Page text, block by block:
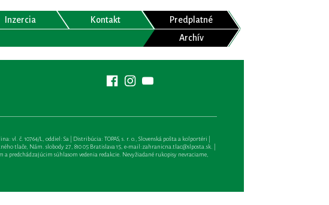
Inzercia Kontakt
Predplatné
Archív
vl. č. 10764/L, oddiel: Sa | Distribúcia: TOPAS, s. r. o., Slovenská pošta a kolportéri |
tlače, Nám. slobody 27, 810 05 Bratislava 15, e-mail:zahranicna.tlac@slposta.sk. |
predchádzajúcim súhlasom vedenia redakcie. Nevyžiadané rukopisy nevraciame,